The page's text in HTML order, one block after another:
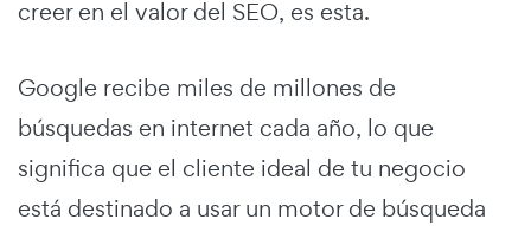
creer en el valor del SEO, es esta.
Google recibe miles de millones de
búsquedas en internet cada año, lo que
significa que el cliente ideal de tu negocio
está destinado a usar un motor de búsqueda